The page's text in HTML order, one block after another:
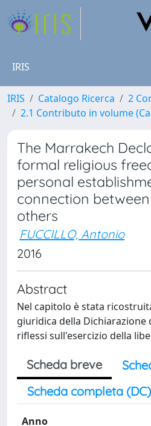
IRIS
IRIS Catalogo Ricerca
2
2.1 Contributo in volume
The Marrakech
formal religious
personal
connection
others
FUCCILLO, Antonio
2016
Abstract
Nel capitolo è stata
giuridica della Dichiarazione
riflessi sull'esercizio della
Scheda breve
Scheda completa (DC)
Anno